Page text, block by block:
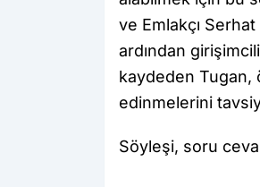
ve Emlakçı
ardından
kaydeden Tugan,
edinmelerini
Söyleşi, soru